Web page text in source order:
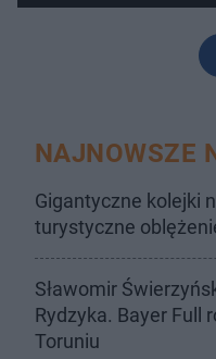
NAJNOWSZE
Gigantyczne kolejki
turystyczne
Sławomir
Rydzyka. Bayer Full
Toruniu